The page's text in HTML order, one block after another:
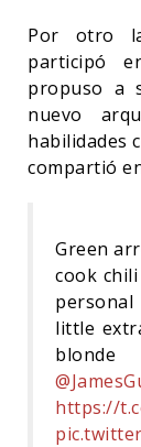
Por otro
participó
propuso a
nuevo
habilidades
compartió
Green
cook
little
https://